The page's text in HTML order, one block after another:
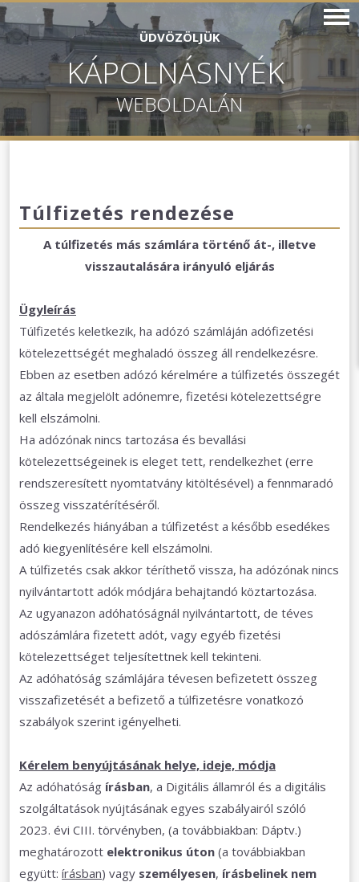
ÜDVÖZÖLJÜK
KÁPOLNÁSNYÉK
WEBOLDALÁN
Túlfizetés rendezése
A túlfizetés más számlára történő át-, illetve
visszautalására irányuló eljárás
Ügyleírás
Túlfizetés keletkezik, ha adózó számláján adófizetési
kötelezettségét meghaladó összeg áll rendelkezésre.
Ebben az esetben adózó kérelmére a túlfizetés összegét
az általa megjelölt adónemre, fizetési kötelezettségre
kell elszámolni.
Ha adózónak nincs tartozása és bevallási
kötelezettségeinek is eleget tett, rendelkezhet (erre
rendszeresített nyomtatvány kitöltésével) a fennmaradó
összeg visszatérítéséről.
Rendelkezés hiányában a túlfizetést a később esedékes
adó kiegyenlítésére kell elszámolni.
A túlfizetés csak akkor téríthető vissza, ha adózónak nincs
nyilvántartott adók módjára behajtandó köztartozása.
Az ugyanazon adóhatóságnál nyilvántartott, de téves
adószámlára fizetett adót, vagy egyéb fizetési
kötelezettséget teljesítettnek kell tekinteni.
Az adóhatóság számlájára tévesen befizetett összeg
visszafizetését a befizető a túlfizetésre vonatkozó
szabályok szerint igényelheti.
Kérelem benyújtásának helye, ideje, módja
Az adóhatóság írásban, a Digitális államról és a digitális
szolgáltatások nyújtásának egyes szabályairól szóló
2023. évi CIII. törvényben, (a továbbiakban: Dáptv.)
meghatározott elektronikus úton (a továbbiakban
együtt: írásban) vagy személyesen, írásbelinek nem